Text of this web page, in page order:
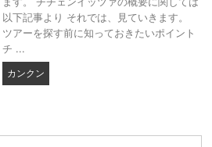
以下記事より それでは、見ていきます。
ツアーを探す前に知っておきたいポイント
チ ...
カンクン